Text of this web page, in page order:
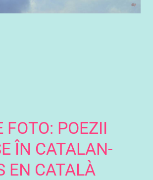
FOTO: POEZII
ÎN CATALAN-
EN CATALÀ